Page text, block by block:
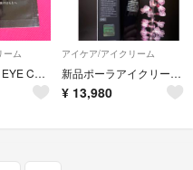
ーム
POLA BA THE EYE CREAM サンプル 2包
アイケア/アイクリーム
新品ポーラアイクリームＮ 本体１本
¥ 13,980